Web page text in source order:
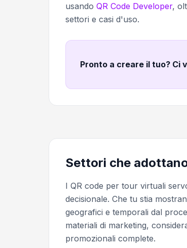
usando QR Code Developer,
settori e casi d'uso.
Pronto a creare il tuo? Ci
Settori che
I QR code per tour virtuali
decisionale. Che tu stia
geografici e temporali dal
materiali di marketing,
promozionali complete.